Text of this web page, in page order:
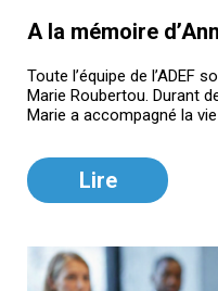
A la mémoire
Toute l’équipe de l’ADEF
Marie Roubertou. Durant
Marie a accompagné la vie
Lire